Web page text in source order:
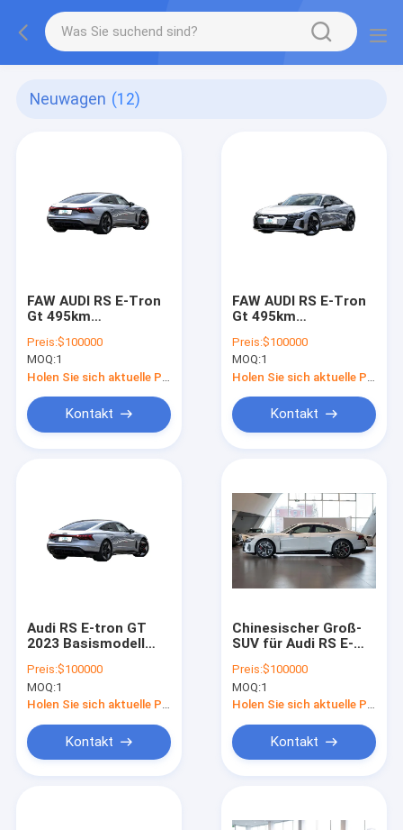
Neuwagen (12)
FAW AUDI RS E-Tron
Gt 495km
Elektroauto Neue
Energiefahrzeuge
Audi RS E-Tron Gt
Preis:$100000
MOQ:1
Kontakt
FAW AUDI RS E-Tron
Gt 495km
Elektroauto Neue
Energiefahrzeuge
Audi RS E-Tron Gt
Preis:$100000
MOQ:1
Kontakt
Audi RS E-tron GT
2023 Basismodell
Fahrzeuge Ev Auto
Preis:$100000
MOQ:1
Kontakt
Chinesischer Groß-
SUV für Audi RS E-
495km
Langstrecken-
Elektroautos für
Preis:$100000
MOQ:1
Kontakt